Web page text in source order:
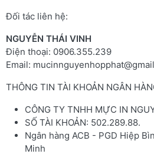
Đối tác liên hệ:
NGUYỄN THÁI VINH
Điện thoại: 0906.355.239
Email:
THÔNG TIN TÀI KHOẢN NGÂN
CÔNG TY TNHH MỰC IN
SỐ TÀI KHOẢN: 502.289.88.
Ngân hàng ACB - PGD Hiệp
Minh